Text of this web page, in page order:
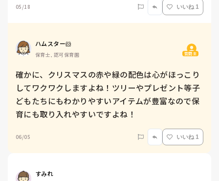
05/18 いいね 1
ハムスター🐹
保育士, 認可保育園 質問主
確かに、クリスマスの赤や緑の配色は心がほっこり
してワクワクしますよね！ツリーやプレゼント等子
どもたちにもわかりやすいアイテムが豊富なので保
育にも取り入れやすいですよね！
06/05 いいね 1
すみれ